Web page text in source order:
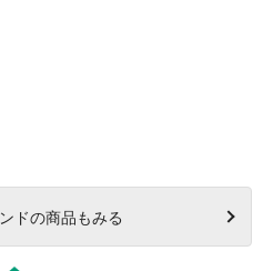
ドの商品もみる